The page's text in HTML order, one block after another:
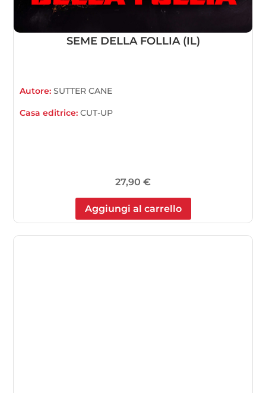
SEME DELLA FOLLIA (IL)
Autore:SUTTER CANE
Casa editrice:CUT-UP
27,90 €
Aggiungi al carrello